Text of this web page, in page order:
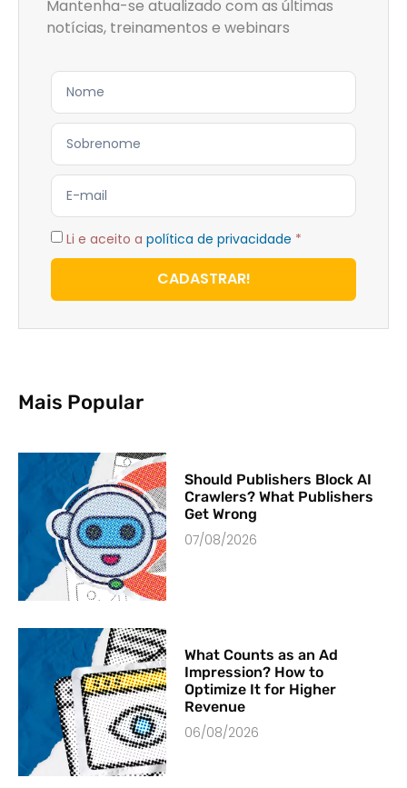
Mantenha-se atualizado com as últimas
notícias, treinamentos e webinars
Li e aceito a política de privacidade *
CADASTRAR!
Mais Popular
Should Publishers Block AI
Crawlers? What Publishers
Get Wrong
07/08/2026
What Counts as an Ad
Impression? How to
Optimize It for Higher
Revenue
06/08/2026